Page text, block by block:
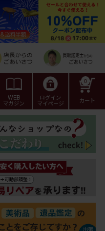
WEB
マガジン
ログイン
マイページ カート
0